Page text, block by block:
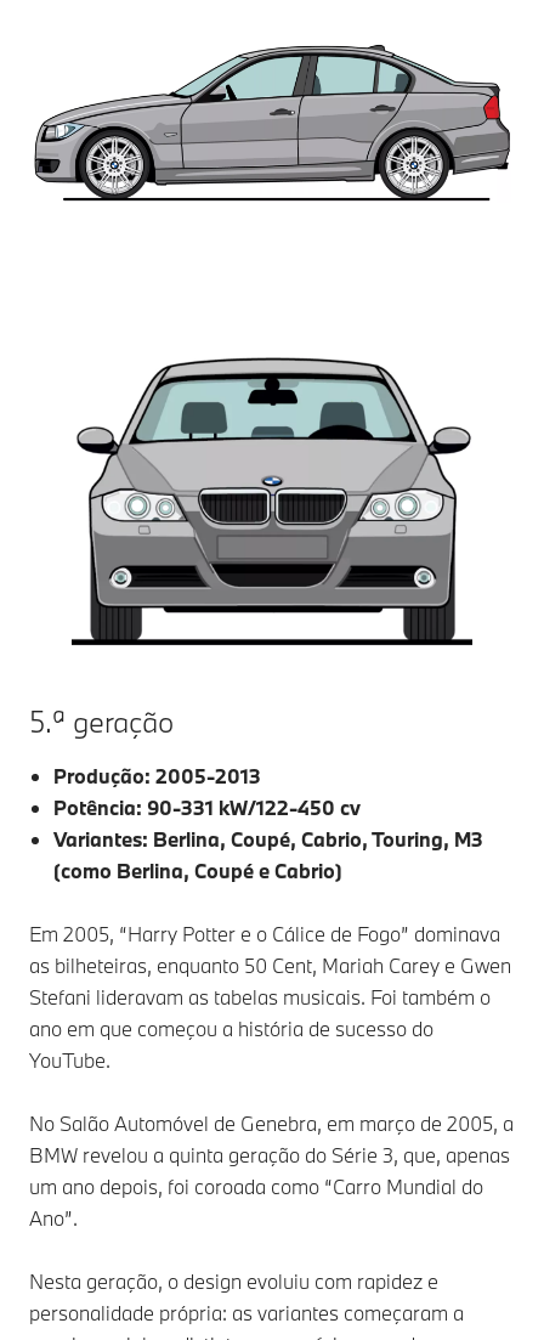
5.ª geração
Produção: 2005-2013
Potência: 90-331 kW/122-450 cv
Variantes: Berlina, Coupé, Cabrio, Touring, M3
(como Berlina, Coupé e Cabrio)
Em 2005, “Harry Potter e o Cálice de Fogo” dominava
as bilheteiras, enquanto 50 Cent, Mariah Carey e Gwen
Stefani lideravam as tabelas musicais. Foi também o
ano em que começou a história de sucesso do
YouTube.
No Salão Automóvel de Genebra, em março de 2005, a
BMW revelou a quinta geração do Série 3, que, apenas
um ano depois, foi coroada como “Carro Mundial do
Ano”.
Nesta geração, o design evoluiu com rapidez e
personalidade própria: as variantes começaram a